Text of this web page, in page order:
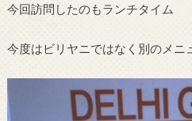
今回訪問したのもランチタイム
今度はビリヤニではなく別のメニ